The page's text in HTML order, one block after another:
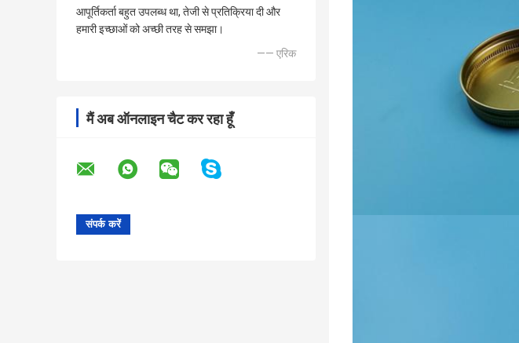
आपूर्तिकर्ता बहुत उपलब्ध था, तेजी से प्रतिक्रिया दी और
हमारी इच्छाओं को अच्छी तरह से समझा।
—— एरिक
मैं अब ऑनलाइन चैट कर रहा हूँ